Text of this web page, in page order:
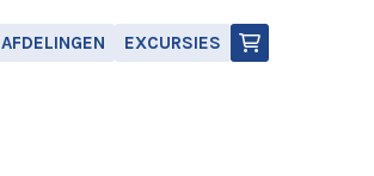
AFDELINGEN EXCURSIES